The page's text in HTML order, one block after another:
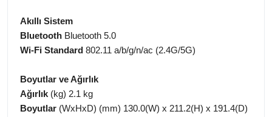
Akıllı Sistem
Bluetooth Bluetooth 5.0
Wi-Fi Standard 802.11 a/b/g/n/ac (2.4G/5G)
Boyutlar ve Ağırlık
Ağırlık (kg) 2.1 kg
Boyutlar (WxHxD) (mm) 130.0(W) x 211.2(H) x 191.4(D)